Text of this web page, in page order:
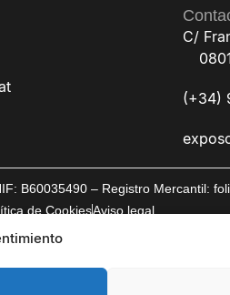
C/
(+34)
B60035490 – Registro Mercantil:
de CookiesAviso legal